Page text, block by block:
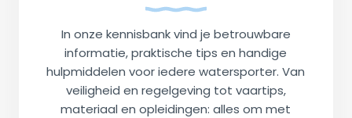
In onze kennisbank vind je betrouwbare
informatie, praktische tips en handige
hulpmiddelen voor iedere watersporter. Van
veiligheid en regelgeving tot vaartips,
materiaal en opleidingen: alles om met